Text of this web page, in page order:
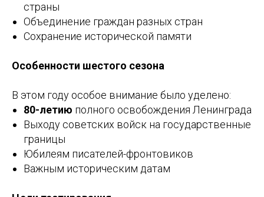
страны
Объединение граждан разных стран
Сохранение исторической памяти
Особенности шестого сезона
В этом году особое внимание было уделено:
80-летию полного освобождения Ленинграда
Выходу советских войск на государственные
границы
Юбилеям писателей-фронтовиков
Важным историческим датам